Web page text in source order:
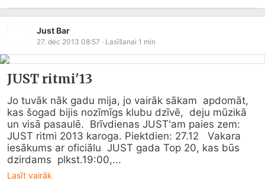
Just Bar
27. dec 2013 08:57 · Lasīšanai 1 min
JUST ritmi'13
Jo tuvāk nāk gadu mija, jo vairāk sākam  apdomāt,
kas šogad bijis nozīmīgs klubu dzīvē,  deju mūzikā
un visā pasaulē.  Brīvdienas JUST'am paies zem:
JUST ritmi 2013 karoga. Piektdien: 27.12   Vakara
iesākums ar oficiālu  JUST gada Top 20, kas būs
dzirdams  plkst.19:00,...
Lasīt vairāk